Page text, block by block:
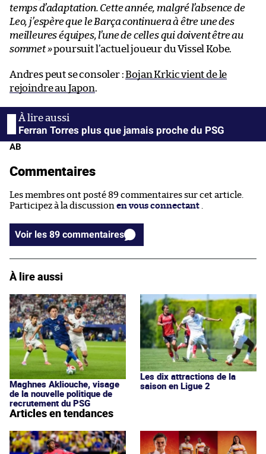
temps d’adaptation. Cette année, malgré l’absence de
Leo, j’espère que le Barça continuera à être une des
meilleures équipes, l’une de celles qui doivent être au
sommet »poursuit l’actuel joueur du Vissel Kobe.
Andres peut se consoler :Bojan Krkic vient de le
rejoindre au Japon.
Ferran Torres plus que jamais proche du PSG
AB
Commentaires
Les membres ont posté 89 commentaires sur cet article.
Participez à la discussion en vous connectant
Voir les 89 commentaires
À lire aussi
Maghnes Akliouche, visage
de la nouvelle politique de
recrutement du PSG
Les dix attractions de la
saison en Ligue 2
Articles en tendances